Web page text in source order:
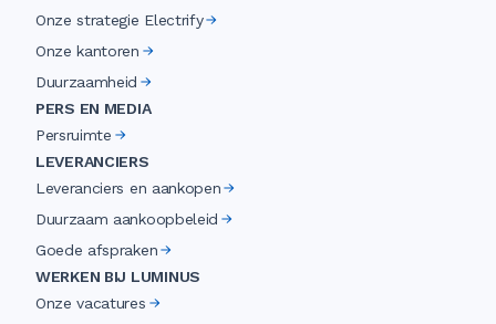
Onze strategie Electrify
Onze kantoren
Duurzaamheid
PERS EN MEDIA
Persruimte
LEVERANCIERS
Leveranciers en aankopen
Duurzaam aankoopbeleid
Goede afspraken
WERKEN BIJ LUMINUS
Onze vacatures